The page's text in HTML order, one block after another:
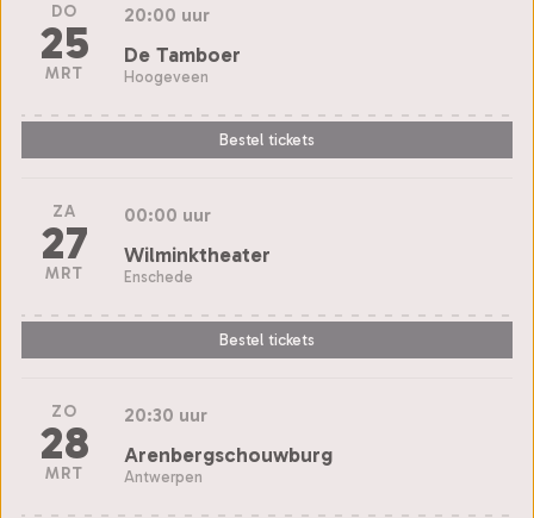
DO
25
MRT
20:00 uur
De Tamboer
Hoogeveen
Bestel tickets
ZA
27
MRT
00:00 uur
Wilminktheater
Enschede
Bestel tickets
ZO
28
MRT
20:30 uur
Arenbergschouwburg
Antwerpen